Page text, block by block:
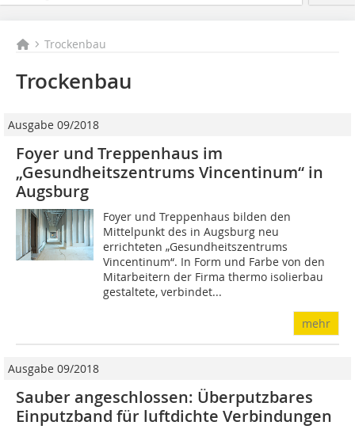
Trockenbau
Trockenbau
Ausgabe 09/2018
Foyer und Treppenhaus im
„Gesundheitszentrums Vincentinum“ in
Augsburg
Foyer und Treppenhaus bilden den
Mittelpunkt des in Augsburg neu
errichteten „Gesundheitszentrums
Vincentinum“. In Form und Farbe von den
Mitarbeitern der Firma thermo isolierbau
gestaltete, verbindet...
mehr
Ausgabe 09/2018
Sauber angeschlossen: Überputzbares
Einputzband für luftdichte Verbindungen